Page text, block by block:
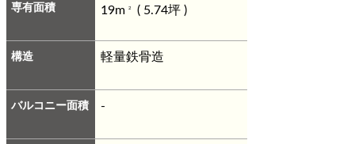
専有面積 19m 2 ( 5.74坪 )
構造 軽量鉄骨造
バルコニー面積 -